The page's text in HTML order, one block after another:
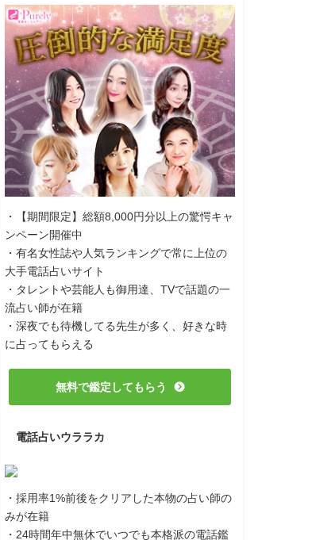
・【期間限定】総額8,000円分以上の驚愕キャ
ンペーン開催中
・有名女性誌や人気ランキングで常に上位の
大手電話占いサイト
・タレントや芸能人も御用達、TVで話題の一
流占い師が在籍
・深夜でも待機してる先生が多く、好きな時
に占ってもらえる
無料で鑑定してもらう
電話占いウララカ
・採用率1%前後をクリアした本物の占い師の
みが在籍
・24時間年中無休でいつでも本格派の電話鑑